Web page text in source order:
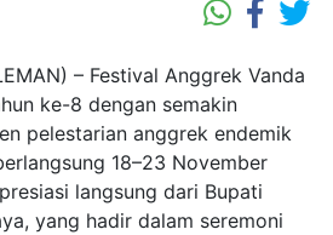
– Festival Anggrek Vanda
ke-8 dengan semakin
pelestarian anggrek endemik
18–23 November
langsung dari Bupati
yang hadir dalam seremoni